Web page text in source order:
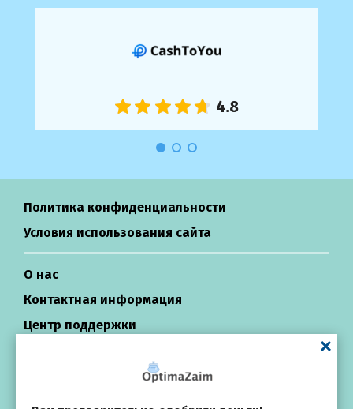
Политика конфиденциальности
Условия использования сайта
О нас
Контактная информация
Центр поддержки
Займы в России